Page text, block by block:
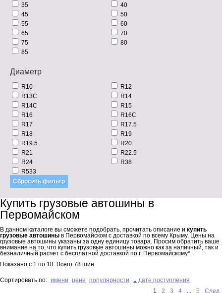
35
40
45
50
55
60
65
70
75
80
85
Диаметр
R10
R12
R13C
R14
R14C
R15
R16
R16C
R17
R17.5
R18
R19
R19.5
R20
R21
R22.5
R24
R38
R533
Купить грузовые автошины в
Первомайском
В данном каталоге вы сможете подобрать, прочитать описание и купить
грузовые автошины в Первомайском с доставкой по всему Крыму. Цены на
грузовые автошины указаны за одну единицу товара. Просим обратить ваше
внимание на то, что купить грузовые автошины можно как за наличный, так и
безналичный расчет с бесплатной доставкой по г. Первомайскому*.
Показано с 1 по 18 . Всего 78 шин
Сортировать по: имени цене популярности
дате поступления
1
2 3 4 5 След